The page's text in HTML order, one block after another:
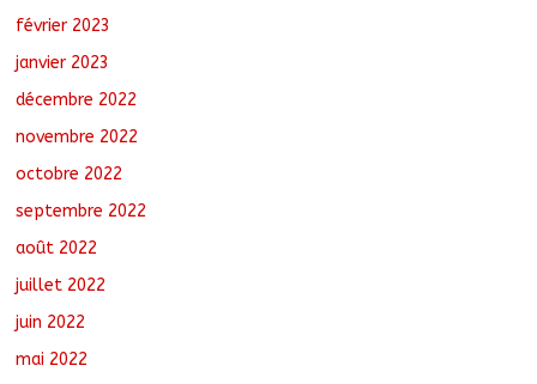
février 2023
janvier 2023
décembre 2022
novembre 2022
octobre 2022
septembre 2022
août 2022
juillet 2022
juin 2022
mai 2022